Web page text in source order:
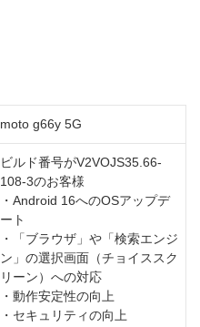
moto g66y 5G
ビルド番号がV2VOJS35.66-
108-3のお客様
・Android 16へのOSアップデ
ート
・「ブラウザ」や「検索エンジ
ン」の選択画面（チョイススク
リーン）への対応
・動作安定性の向上
・セキュリティの向上